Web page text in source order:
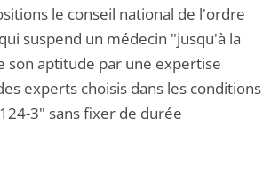
le conseil national de l'ordre
suspend un médecin "jusqu'à la
son aptitude par une expertise
experts choisis dans les conditions
3" sans fixer de durée